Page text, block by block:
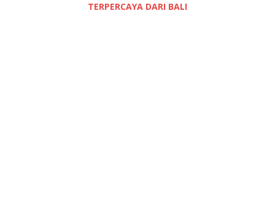
TERPERCAYA DARI BALI